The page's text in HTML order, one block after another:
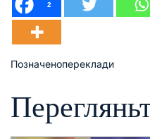
2
Позначенопереклади